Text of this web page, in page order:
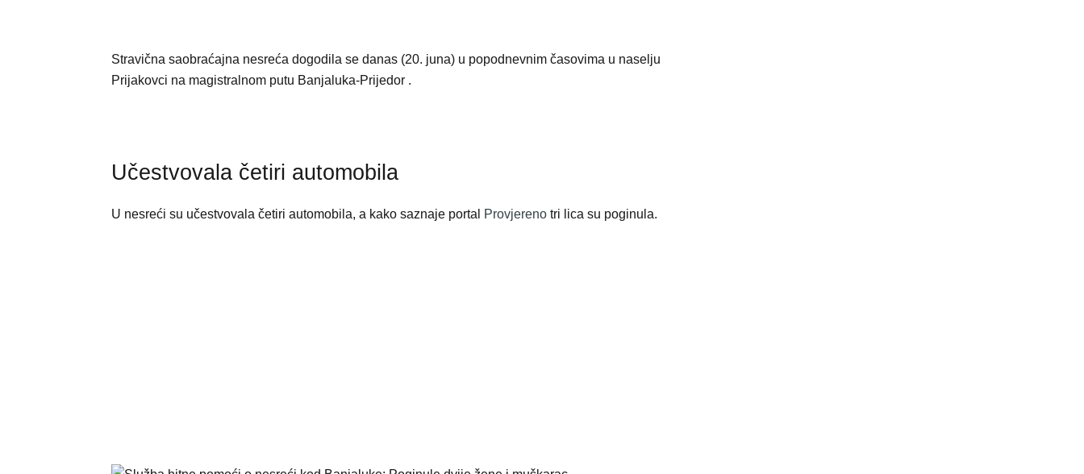
Stravična saobraćajna nesreća dogodila se danas (20. juna) u popodnevnim časovima u naselju
Prijakovci na magistralnom putu Banjaluka-Prijedor .
Učestvovala četiri automobila
U nesreći su učestvovala četiri automobila, a kako saznaje portal Provjereno tri lica su poginula.